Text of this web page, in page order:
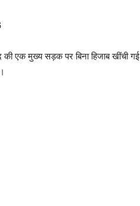
एक मुख्य सड़क पर बिना हिजाब खींची गई